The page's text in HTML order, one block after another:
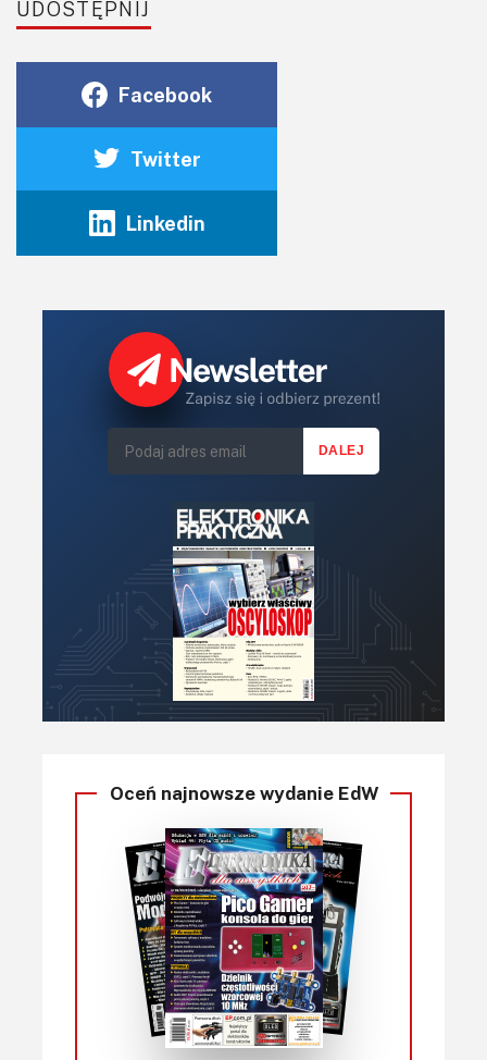
UDOSTĘPNIJ
Facebook
Twitter
Linkedin
Oceń najnowsze wydanie EdW